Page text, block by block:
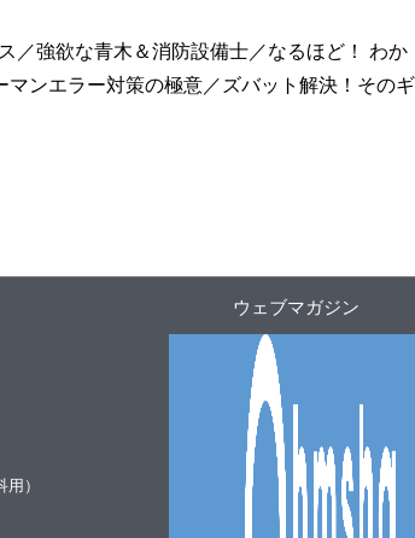
強欲な青木＆消防設備士／なるほど！ わか
ンエラー対策の極意／ズバット解決！そのギ
）
ウェブマガジン